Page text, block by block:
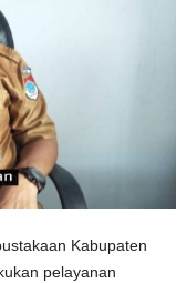
Kabupaten
pelayanan